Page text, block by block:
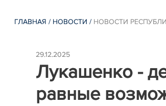
ГЛАВНАЯ / НОВОСТИ / НОВОСТИ
29.12.2025
Лукашенко -
равные